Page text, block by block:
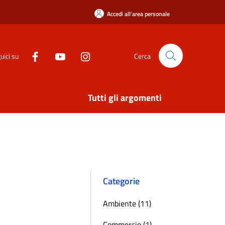
Accedi all'area personale
su Cerca
Tutti gli argomenti
Categorie
Ambiente (11)